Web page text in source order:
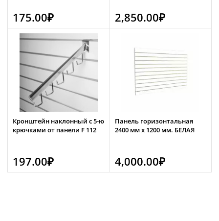
175.00₽ 2,850.00₽
Кронштейн наклонный с 5-ю
крючками от панели F 112
197.00₽
Панель горизонтальная
2400 мм х 1200 мм. БЕЛАЯ
4,000.00₽